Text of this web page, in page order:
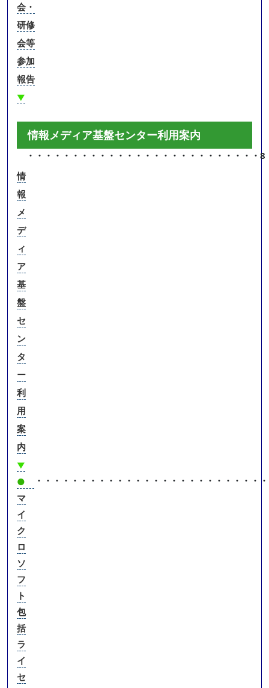
会・
研修
会等
参加
報告
▼
情報メディア基盤センター利用案内
情
報
メ
デ
ィ
ア
基
盤
セ
ン
タ
ー
利
用
案
内
▼
・・・・・・・・・・・・・・・・・・・・・・・・・・ 8
●
マ
イ
ク
ロ
ソ
フ
ト
包
括
ラ
イ
セ
・・・・・・・・・・・・・・・・・・・・・・・・・・